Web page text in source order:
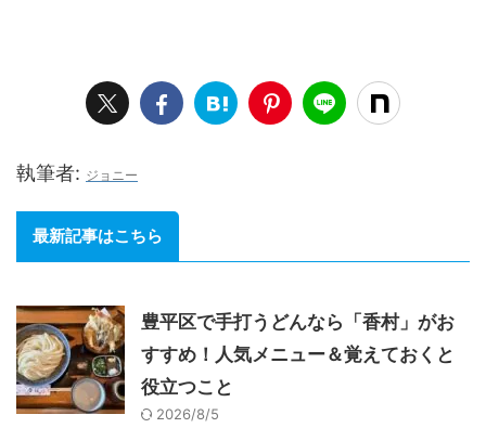
執筆者: ジョニー
最新記事はこちら
豊平区で手打うどんなら「香村」がお
すすめ！人気メニュー＆覚えておくと
役立つこと
2026/8/5